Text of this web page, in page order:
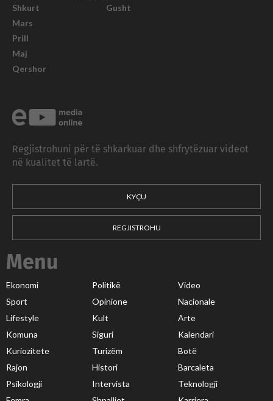
Shkurt
Mars
Prill
Maj
Qershor
Gusht
Regjistrohuni për të shkarkuar dhe shfrytëzuar videot
në kualitet të lartë.
KYÇU
REGJISTROHU
Menu
Ekonomi Politikë
Video
Sport
Opinione
Nacionale
Lifestyle
Kult
Arte
Komuna
Siguri
Kalendari
Kuriozitete
Turizëm
Botë
Rajon
Histori
Barcaleta
Psikologji
Intervista
Teknologji